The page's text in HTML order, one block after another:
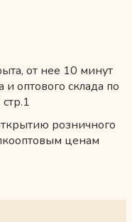
от нее 10 минут
оптового склада по
розничного
ценам